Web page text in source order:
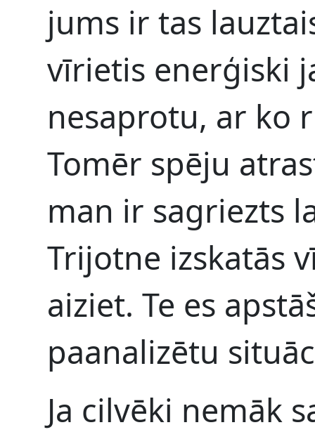
jums ir tas
vīrietis enerģiski
nesaprotu, ar ko
Tomēr spēju
man ir sagriezts
Trijotne izskatās
aiziet. Te es
paanalizētu
Ja cilvēki nemāk